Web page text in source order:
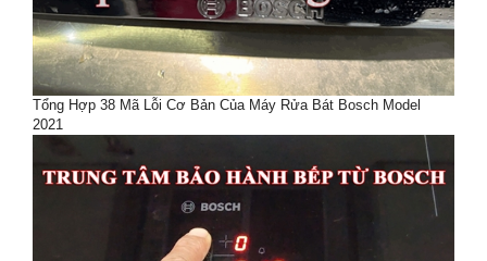
Tổng Hợp 38 Mã Lỗi Cơ Bản Của Máy Rửa Bát Bosch Model
2021